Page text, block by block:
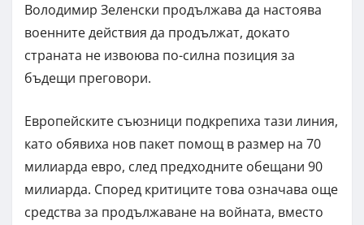
Володимир Зеленски продължава да настоява
военните действия да продължат, докато
страната не извоюва по-силна позиция за
бъдещи преговори.
Европейските съюзници подкрепиха тази линия,
като обявиха нов пакет помощ в размер на 70
милиарда евро, след предходните обещани 90
милиарда. Според критиците това означава още
средства за продължаване на войната, вместо